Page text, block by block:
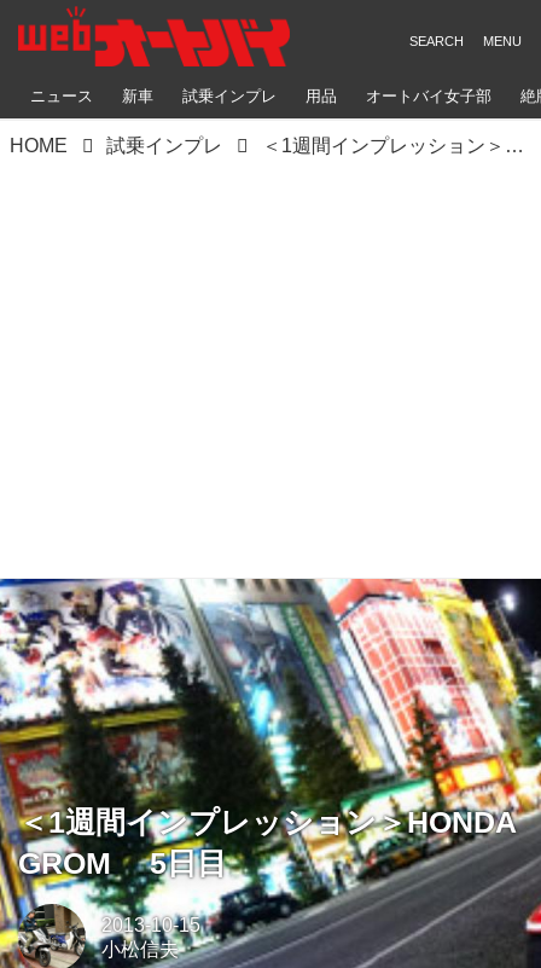
ニュース 新車 試乗インプレ 用品 オートバイ女子部 絶
HOME 試乗インプレ ＜1週間インプレッション＞HONDA GROM 5日目
＜1週間インプレッション＞HONDA
GROM 5日目
2013-10-15
小松信夫